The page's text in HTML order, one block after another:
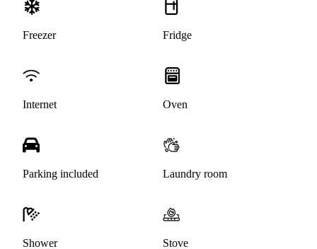
Freezer Fridge
Internet Oven
Parking included Laundry room
Shower Stove